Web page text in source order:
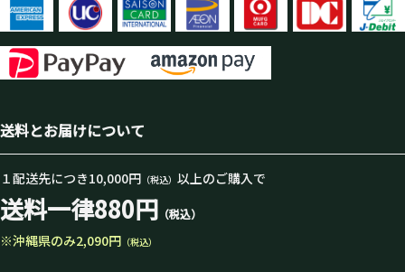
送料とお届けについて
１配送先につき10,000円 （税込） 以上のご購入で
送料一律880円 （税込）
※沖縄県のみ2,090円 （税込）